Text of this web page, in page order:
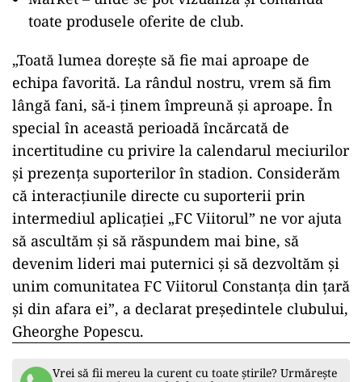
toate produsele oferite de club.
„Toată lumea doreşte să fie mai aproape de
echipa favorită. La rândul nostru, vrem să fim
lângă fani, să-i ţinem împreună şi aproape. În
special în această perioadă încărcată de
incertitudine cu privire la calendarul meciurilor
şi prezenţa suporterilor în stadion. Considerăm
că interacţiunile directe cu suporterii prin
intermediul aplicaţiei „FC Viitorul” ne vor ajuta
să ascultăm şi să răspundem mai bine, să
devenim lideri mai puternici şi să dezvoltăm şi
unim comunitatea FC Viitorul Constanţa din ţară
şi din afara ei”, a declarat preşedintele clubului,
Gheorghe Popescu.
Vrei să fii mereu la curent cu toate știrile? Urmărește